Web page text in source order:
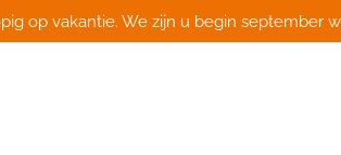
op vakantie. We zijn u begin september